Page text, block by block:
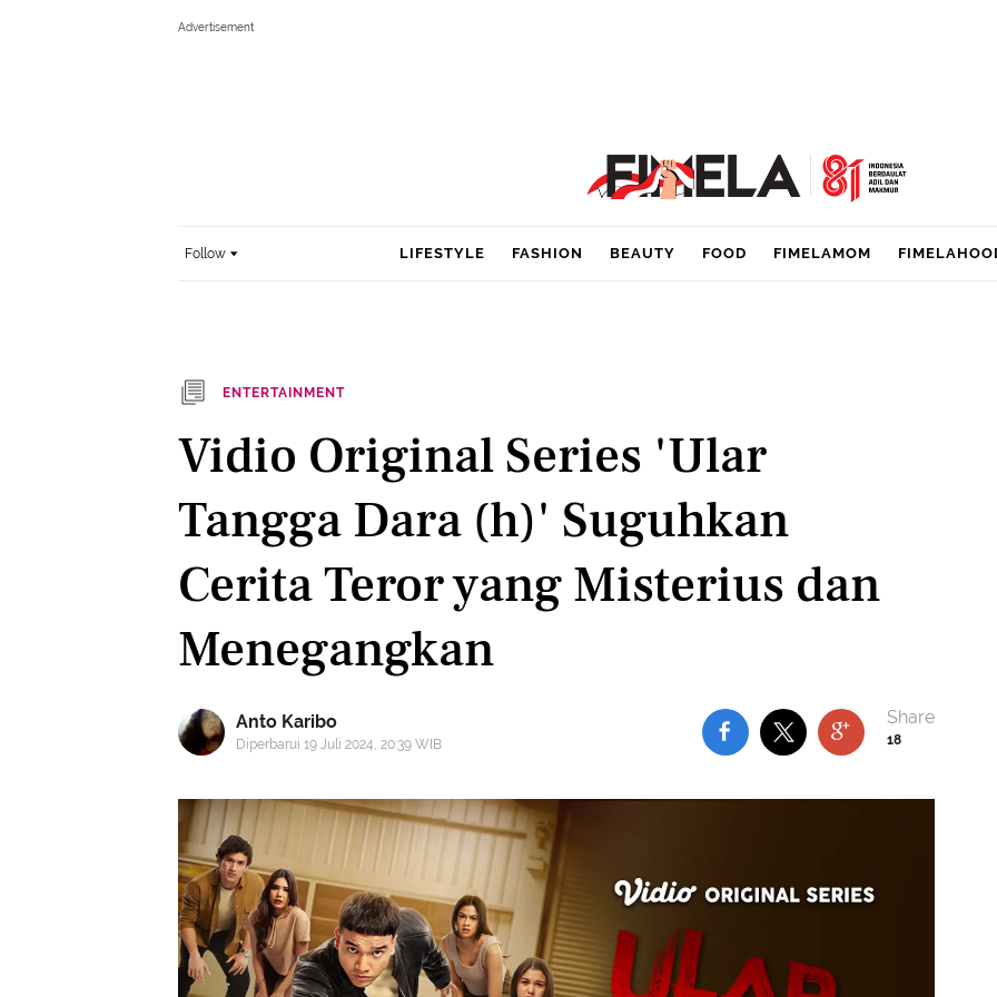
Follow LIFESTYLE FASHION BEAUTY FOOD FIMELAMOM
ENTERTAINMENT
Vidio Original Series 'Ular
Tangga Dara (h)' Suguhkan
Cerita Teror yang Misterius dan
Menegangkan
Anto Karibo
Diperbarui 19 Juli 2024, 20:39 WIB 18